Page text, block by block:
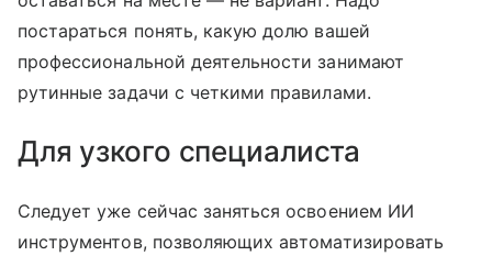
постараться понять, какую долю вашей
профессиональной деятельности занимают
рутинные задачи с четкими правилами.
Для узкого специалиста
Следует уже сейчас заняться освоением ИИ
инструментов, позволяющих автоматизировать